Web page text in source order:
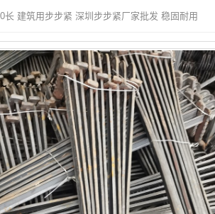
长 建筑用步步紧 深圳步步紧厂家批发 稳固耐用